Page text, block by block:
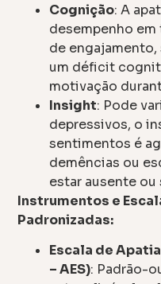
Cognição: A
desempenho
de
um déficit
motivação
Insight: Pode
depressivos, o
sentimentos é
demências ou
estar ausente ou
Instrumentos e
Padronizadas:
Escala de
– AES): Padrão-